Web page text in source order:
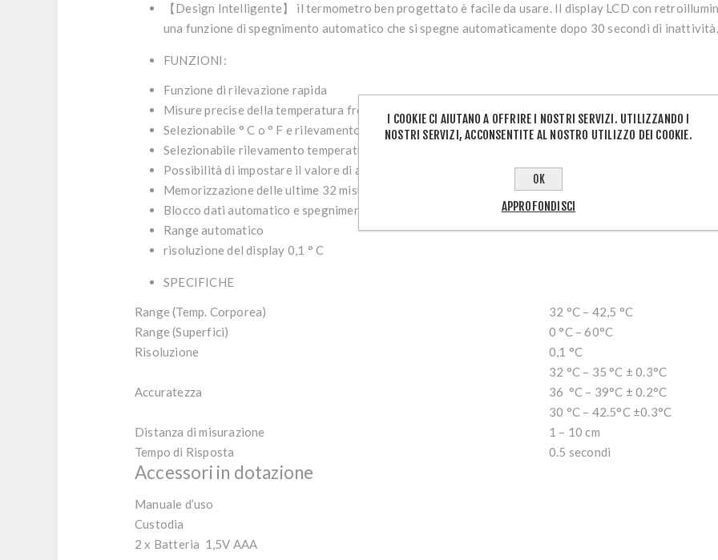
【Design Intelligente】 il termometro ben progettato è facile da usare. Il display LCD con
una funzione di spegnimento automatico che si spegne automaticamente dopo 30 secondi di inattività.
FUNZIONI:
Funzione di rilevazione rapida
Misure precise della temperatura frontale senza contatto
Selezionabile ° C o ° F e rilevamento della fronte
Selezionabile rilevamento temperatura corporea o di una superficie
Possibilità di impostare il valore di allarme ed emettere un suono di l’allarme
Memorizzazione delle ultime 32 misurazioni
Blocco dati automatico e spegnimento automatico
Range automatico
risoluzione del display 0,1 ° C
SPECIFICHE
Range (Temp. Corporea)
32 °C – 42,5 °C
Range (Superfici)
0 °C – 60°C
Risoluzione
0,1 °C
Accuratezza
32 °C – 35 °C ± 0.3°C
36 °C – 39°C ± 0.2°C
30 °C – 42.5°C ±0.3°C
Distanza di misurazione
1 – 10 cm
Tempo di Risposta
0.5 secondi
Accessori in dotazione
Manuale d’uso
Custodia
2 x Batteria 1,5V AAA
I COOKIE CI AIUTANO A OFFRIRE I NOSTRI SERVIZI. UTILIZZANDO I
NOSTRI SERVIZI, ACCONSENTITE AL NOSTRO UTILIZZO DEI COOKIE.
OK
APPROFONDISCI